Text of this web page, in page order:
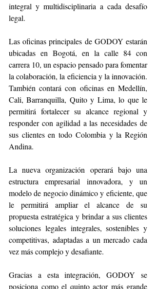
integral y multidisciplinaria a cada desafío
legal.
Las oficinas principales de GODOY estarán
ubicadas en Bogotá, en la calle 84 con
carrera 10, un espacio pensado para fomentar
la colaboración, la eficiencia y la innovación.
También contará con oficinas en Medellín,
Cali, Barranquilla, Quito y Lima, lo que le
permitirá fortalecer su alcance regional y
responder con agilidad a las necesidades de
sus clientes en todo Colombia y la Región
Andina.
La nueva organización operará bajo una
estructura empresarial innovadora, y un
modelo de negocio dinámico y eficiente, que
le permitirá ampliar el alcance de su
propuesta estratégica y brindar a sus clientes
soluciones legales integrales, sostenibles y
competitivas, adaptadas a un mercado cada
vez más complejo y desafiante.
Gracias a esta integración, GODOY se
posiciona como el quinto actor más grande